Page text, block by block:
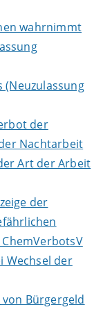
wahrnimmt
(Neuzulassung
der
Nachtarbeit
Art der Arbeit
der
Wechsel der
Bürgergeld